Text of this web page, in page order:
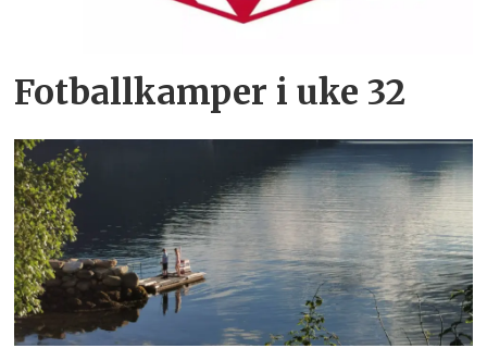
Fotballkamper i uke 32